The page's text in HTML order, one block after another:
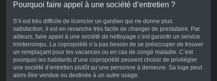
Pourquoi faire appel à une société d’entretien ?
S’il est très difficile de licencier un gardien qui ne donne plus
satisfaction, il est en revanche très facile de changer de prestataire. Par
ailleurs, faire appel à une société de nettoyage c’est garantir un service
ininterrompu. La copropriété n’a pas besoin de se préoccuper de trouver
un remplaçant pour les vacances ou en cas de congé maladie. C’est
pourquoi les habitants d’une copropriété peuvent choisir de privilégier
une société d’entretien plutôt qu’une personne à demeure. Sa loge peut
alors être vendue ou destinée à un autre usage.